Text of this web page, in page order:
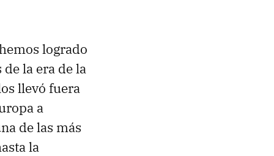
logrado
la era de la
llevó fuera
a
de las más
la